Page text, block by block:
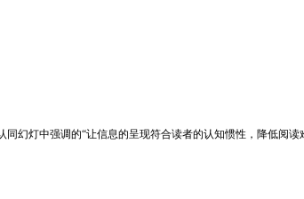
幻灯中强调的“让信息的呈现符合读者的认知惯性，降低阅